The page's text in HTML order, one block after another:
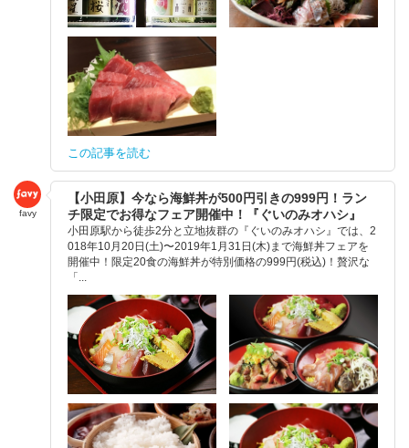
この記事を読む
favy
【小田原】今なら海鮮丼が500円引きの999円！ラン
チ限定でお得なフェア開催中！『ぐいのみオハシ』
小田原駅から徒歩2分と立地抜群の『ぐいのみオハシ』では、2
018年10月20日(土)〜2019年1月31日(木)まで海鮮丼フェアを
開催中！限定20食の海鮮丼が特別価格の999円(税込)！贅沢な
「...